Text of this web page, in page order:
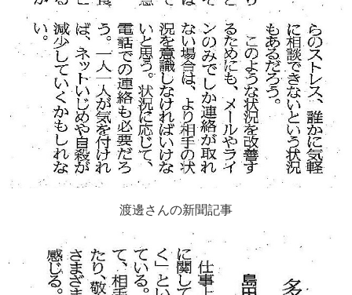
渡邊さんの新聞記事